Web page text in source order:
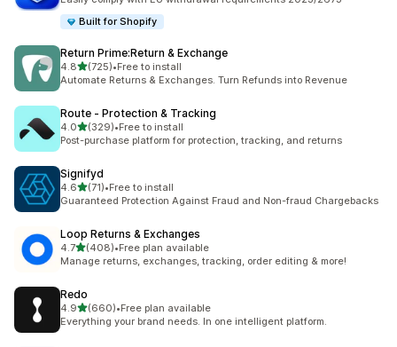
Built for Shopify
Return Prime:Return & Exchange
4.8별 5개 중
(725)
총 리뷰 725개
•Free to install
Automate Returns & Exchanges. Turn Refunds into Revenue
Route ‑ Protection & Tracking
4.0별 5개 중
(329)
총 리뷰 329개
•Free to install
Post-purchase platform for protection, tracking, and returns
Signifyd
4.6별 5개 중
(71)
총 리뷰 71개
•Free to install
Guaranteed Protection Against Fraud and Non-fraud Chargebacks
Loop Returns & Exchanges
4.7별 5개 중
(408)
총 리뷰 408개
•Free plan available
Manage returns, exchanges, tracking, order editing & more!
Redo
4.9별 5개 중
(660)
총 리뷰 660개
•Free plan available
Everything your brand needs. In one intelligent platform.